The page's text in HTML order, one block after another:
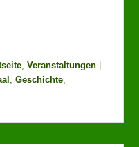
,Veranstaltungen
,Geschichte